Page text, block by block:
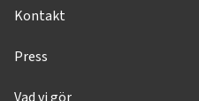
Kontakt
Press